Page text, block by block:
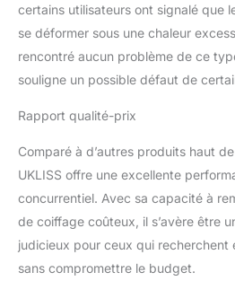
adapté
besoins
style,
plus
design
certains utilisateurs ont signalé que
se déformer sous une chaleur
rencontré aucun problème de ce
souligne un possible défaut de
Rapport qualité-prix
Comparé à d’autres produits haut
UKLISS offre une excellente
concurrentiel. Avec sa capacité à
de coiffage coûteux, il s’avère être
judicieux pour ceux qui
sans compromettre le budget.